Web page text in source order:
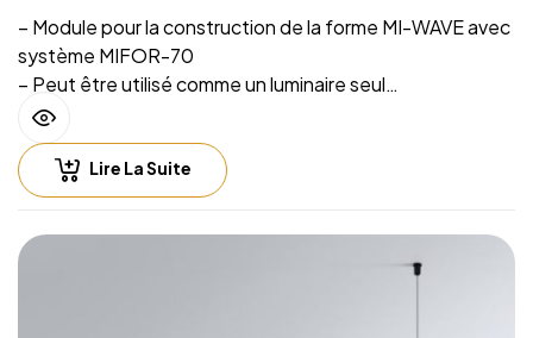
– Module pour la construction de la forme MI-WAVE avec
système MIFOR-70
– Peut être utilisé comme un luminaire seul
– Source lumineuse intégrée et système de suspension
sur filins
– Hauteur de suspension facilement réglable
– Compatible with lighting control including Casambi
– Fichiers CAD 2D et BIM 3D disponibles en plusieurs
formats permettant la conception de l’éclairage avec un
Lire La Suite